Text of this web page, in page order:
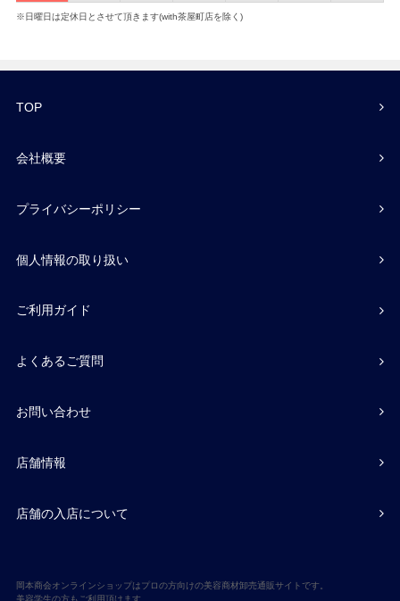
※日曜日は定休日とさせて頂きます(with茶屋町店を除く)
TOP
会社概要
プライバシーポリシー
個人情報の取り扱い
ご利用ガイド
よくあるご質問
お問い合わせ
店舗情報
店舗の入店について
岡本商会オンラインショップはプロの方向けの美容商材卸売通販サイトです。